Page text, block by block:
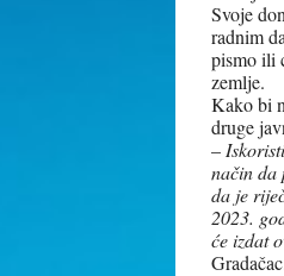
Svoje
radnim
pismo ili
zemlje.
Kako bi
druge
–
način da
da je
2023.
će izdat